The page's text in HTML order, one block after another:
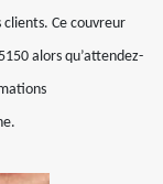
Ce couvreur
alors qu’attendez-